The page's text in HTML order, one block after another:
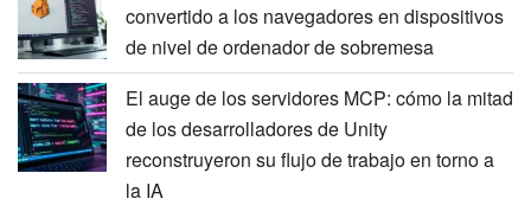
convertido a los navegadores en dispositivos
de nivel de ordenador de sobremesa
El auge de los servidores MCP: cómo la mitad
de los desarrolladores de Unity
reconstruyeron su flujo de trabajo en torno a
la IA